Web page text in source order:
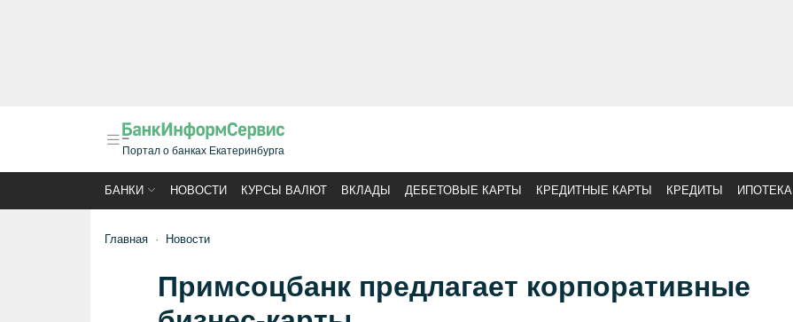
Портал о банках Екатеринбурга
БАНКИ НОВОСТИ КУРСЫ ВАЛЮТ ВКЛАДЫ ДЕБЕТОВЫЕ КАРТЫ КРЕДИТНЫЕ КАРТЫ КРЕДИТЫ ИПОТЕКА
Главная Новости
Примсоцбанк предлагает корпоративные